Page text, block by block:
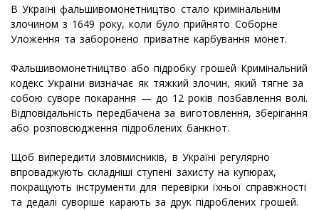
В Україні фальшивомонетництво стало кримінальним
злочином з 1649 року, коли було прийнято Соборне
Уложення та заборонено приватне карбування монет.
Фальшивомонетництво або підробку грошей Кримінальний
кодекс України визначає як тяжкий злочин, який тягне за
собою суворе покарання — до 12 років позбавлення волі.
Відповідальність передбачена за виготовлення, зберігання
або розповсюдження підроблених банкнот.
Щоб випередити зловмисників, в Україні регулярно
впроваджують складніші ступені захисту на купюрах,
покращують інструменти для перевірки їхньої справжності
та дедалі суворіше карають за друк підроблених грошей.